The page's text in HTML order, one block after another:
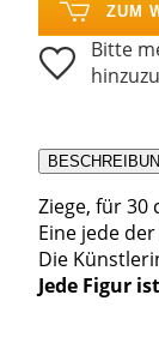
ZUM
Bitte
Ziege, für 30
Eine jede
Die
Jede Figur